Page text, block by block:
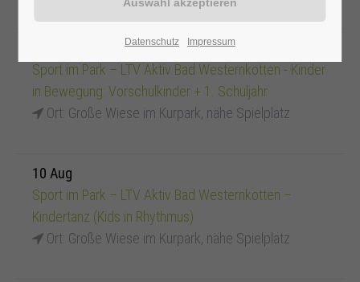
Sport im Park – LTV Aktiv Bad Westernkotten - Kinder
in Bewegung: Vorschulkinder + 1. Schuljahr
Ort: Große Wiese im Kurpark, nähe Spielplatz
10 Aug
Sport im Park – LTV Aktiv Bad Westernkotten –
Kindertanz (Kids in Rhythmus)
Ort: Große Wiese im Kurpark, nähe Spielplatz
Datenschutz Impressum